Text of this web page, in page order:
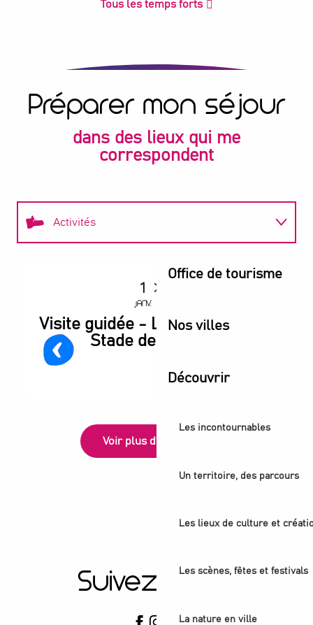
Office de tourisme
Nos villes
Découvrir
Les incontournables
Un territoire, des parcours
Les lieux de culture et
Les scènes, fêtes et festivals
La nature en ville
Tous les temps forts
Préparer mon séjour
dans des lieux qui me
correspondent
Activités
1
JANV.
Visite guidée - Les coulisses du
Stade de France®
Voir plus d'activités
Suivez-nous